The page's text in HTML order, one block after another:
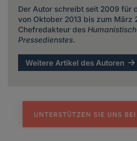
Der Autor schreibt seit 2009 für
von Oktober 2013 bis zum März
Chefredakteur des
Pressedienstes.
Weitere Artikel des Autoren